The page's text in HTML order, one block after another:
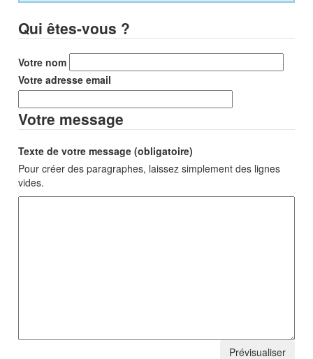
Qui êtes-vous ?
Votre nom
Votre adresse email
Votre message
Texte de votre message (obligatoire)
Pour créer des paragraphes, laissez simplement des lignes
vides.